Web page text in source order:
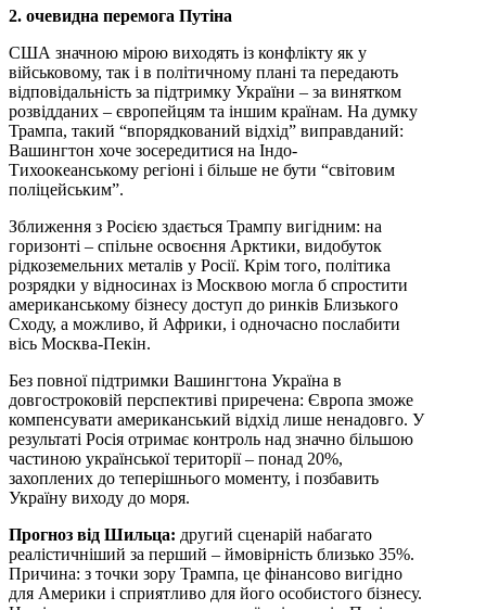
2. очевидна перемога Путіна
США значною мірою виходять із конфлікту як у
військовому, так і в політичному плані та передають
відповідальність за підтримку України – за винятком
розвідданих – європейцям та іншим країнам. На думку
Трампа, такий “впорядкований відхід” виправданий:
Вашингтон хоче зосередитися на Індо-
Тихоокеанському регіоні і більше не бути “світовим
поліцейським”.
Зближення з Росією здається Трампу вигідним: на
горизонті – спільне освоєння Арктики, видобуток
рідкоземельних металів у Росії. Крім того, політика
розрядки у відносинах із Москвою могла б спростити
американському бізнесу доступ до ринків Близького
Сходу, а можливо, й Африки, і одночасно послабити
вісь Москва-Пекін.
Без повної підтримки Вашингтона Україна в
довгостроковій перспективі приречена: Європа зможе
компенсувати американський відхід лише ненадовго. У
результаті Росія отримає контроль над значно більшою
частиною української території – понад 20%,
захоплених до теперішнього моменту, і позбавить
Україну виходу до моря.
Прогноз від Шильца: другий сценарій набагато
реалістичніший за перший – ймовірність близько 35%.
Причина: з точки зору Трампа, це фінансово вигідно
для Америки і сприятливо для його особистого бізнесу.